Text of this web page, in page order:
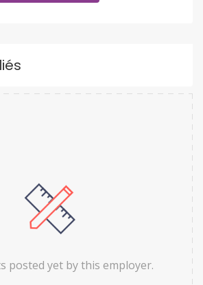
posted yet by this employer.